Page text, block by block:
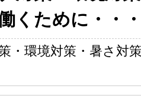
くために・・
・環境対策・暑さ対